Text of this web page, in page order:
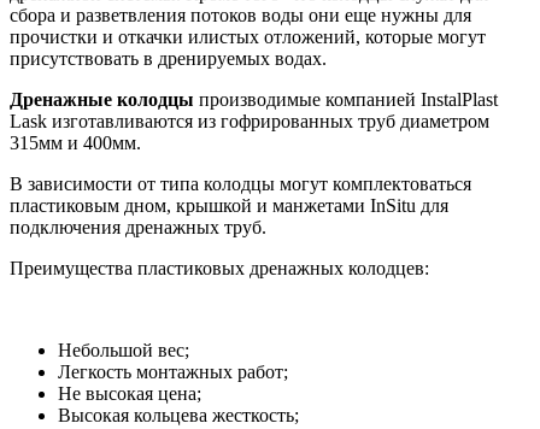
сбора и разветвления потоков воды они еще нужны для
прочистки и откачки илистых отложений, которые могут
присутствовать в дренируемых водах.
Дренажные колодцы производимые компанией InstalPlast
Lask изготавливаются из гофрированных труб диаметром
315мм и 400мм.
В зависимости от типа колодцы могут комплектоваться
пластиковым дном, крышкой и манжетами InSitu для
подключения дренажных труб.
Преимущества пластиковых дренажных колодцев:
Небольшой вес;
Легкость монтажных работ;
Не высокая цена;
Высокая кольцева жесткость;